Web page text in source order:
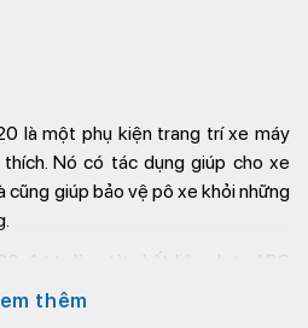
là một phụ kiện trang trí xe máy
Nó có tác dụng giúp cho xe
cũng giúp bảo vệ pô xe khỏi những
được làm từ chất liệu nhựa ABS
chịu được nhiệt độ tốt. Nó được
thêm